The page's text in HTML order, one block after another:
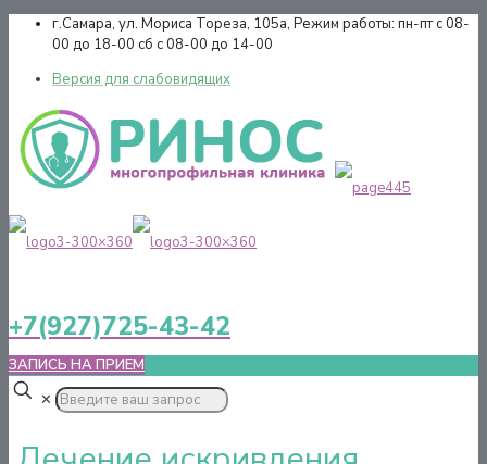
г.Самара, ул. Мориса Тореза, 105а, Режим работы: пн-пт с 08-
00 до 18-00 сб с 08-00 до 14-00
Версия для слабовидящих
+7(927)725-43-42
ЗАПИСЬ НА ПРИЕМ
✕